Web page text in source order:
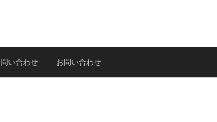
い合わせ お問い合わせ